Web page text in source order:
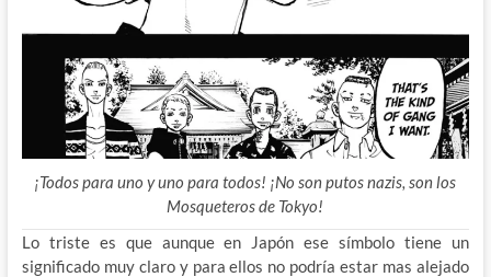
¡Todos para uno y uno para todos! ¡No son putos nazis, son los
Mosqueteros de Tokyo!
Lo triste es que aunque en Japón ese símbolo tiene un
significado muy claro y para ellos no podría estar mas alejado